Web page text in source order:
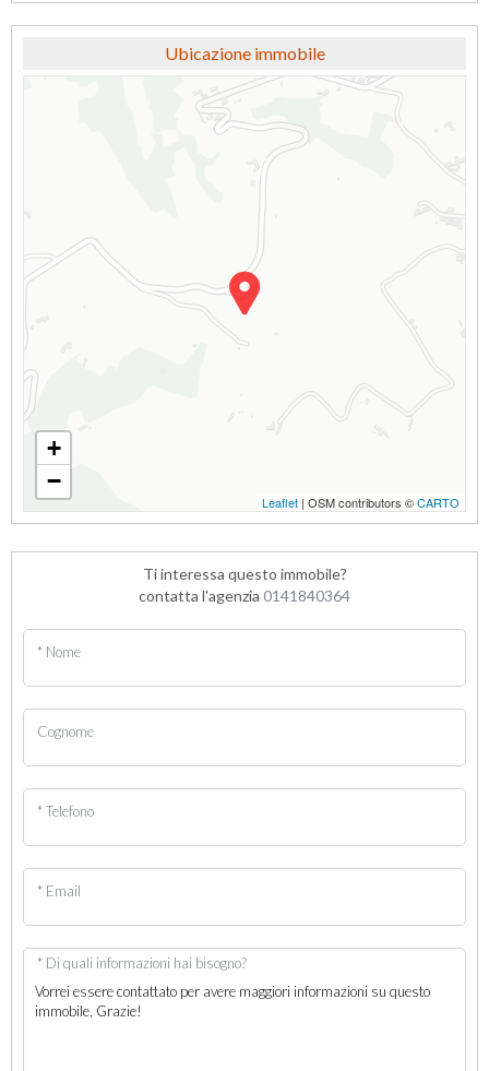
Ubicazione immobile
+
−
Leaflet | OSM contributors ©CARTO
Ti interessa questo immobile?
contatta l'agenzia 0141840364
* Nome
Cognome
* Telefono
* Email
* Di quali informazioni hai bisogno?